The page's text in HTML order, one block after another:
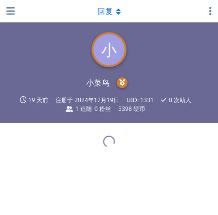
小
小菜鸟
19 天前 注册于2024年12月19日 UID: 1331 0次助人
1 追随 0粉丝 5398 硬币
回复